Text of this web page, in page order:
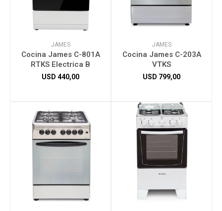
JAMES
Cocina James C-801A
RTKS Electrica B
USD 440,00
JAMES
Cocina James C-203A
VTKS
USD 799,00